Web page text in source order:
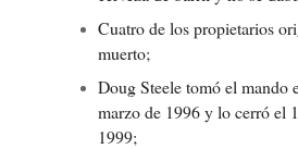
Cuatro de los propietarios
muerto;
Doug Steele tomó el mando
marzo de 1996 y lo cerró el
1999;